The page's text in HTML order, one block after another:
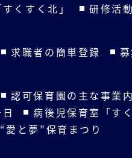
くすく北」
研修活動
求職者の簡単登録
認可保育園の主な事業
病後児保育室「す
“愛と夢”保育まつり